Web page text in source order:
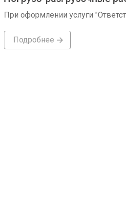
При оформлении услуги
Подробнее